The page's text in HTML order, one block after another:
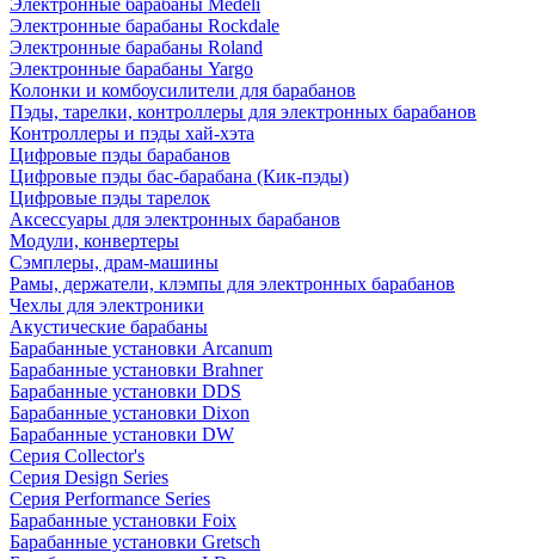
Электронные барабаны Medeli
Электронные барабаны Rockdale
Электронные барабаны Roland
Электронные барабаны Yargo
Колонки и комбоусилители для барабанов
Пэды, тарелки, контроллеры для электронных барабанов
Контроллеры и пэды хай-хэта
Цифровые пэды барабанов
Цифровые пэды бас-барабана (Кик-пэды)
Цифровые пэды тарелок
Аксессуары для электронных барабанов
Модули, конвертеры
Сэмплеры, драм-машины
Рамы, держатели, клэмпы для электронных барабанов
Чехлы для электроники
Акустические барабаны
Барабанные установки Arcanum
Барабанные установки Brahner
Барабанные установки DDS
Барабанные установки Dixon
Барабанные установки DW
Серия Collector's
Серия Design Series
Серия Performance Series
Барабанные установки Foix
Барабанные установки Gretsch